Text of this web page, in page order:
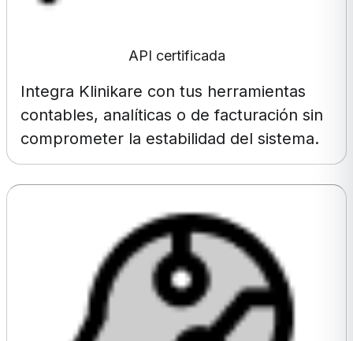
API certificada
Integra Klinikare con tus herramientas
contables, analíticas o de facturación sin
comprometer la estabilidad del sistema.